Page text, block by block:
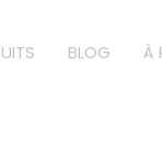
BLOG À